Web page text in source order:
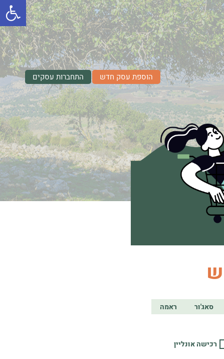
הוספת עסק חדש התחברות עסקים
סאג'ור ראמה
רכישה אונליין